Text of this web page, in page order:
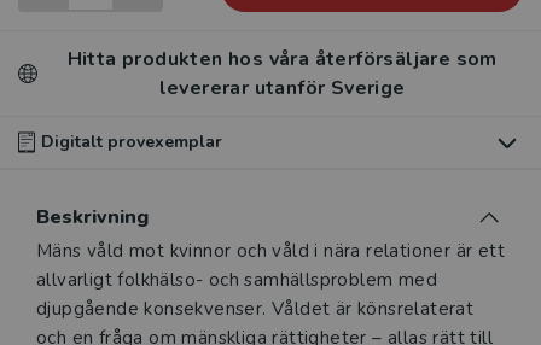
Hitta produkten hos våra återförsäljare som
levererar utanför Sverige
Digitalt provexemplar
digitalt provexemplar av den här produkten
Våra digitala provexemplar tillhandahålls via Studora.se
och ger dig tillgång till boken under 180 dagar. Observera
att erbjudandet endast gäller relevanta produkter för din
Beskrivning
Beskrivning
Mäns våld mot kvinnor och våld i nära relationer är ett
allvarligt folkhälso- och samhällsproblem med
djupgående konsekvenser. Våldet är könsrelaterat
och en fråga om mänskliga rättigheter – allas rätt till